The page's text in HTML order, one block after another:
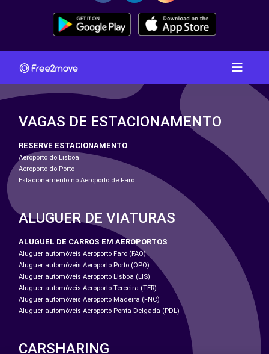
VAGAS DE ESTACIONAMENTO
RESERVE ESTACIONAMENTO
Aeroporto do Lisboa
Aeroporto do Porto
Estacionamento no Aeroporto de Faro
ALUGUER DE VIATURAS
ALUGUEL DE CARROS EM AEROPORTOS
Aluguer automóveis Aeroporto Faro (FAO)
Aluguer automóveis Aeroporto Porto (OPO)
Aluguer automóveis Aeroporto Lisboa (LIS)
Aluguer automóveis Aeroporto Terceira (TER)
Aluguer automóveis Aeroporto Madeira (FNC)
Aluguer automóveis Aeroporto Ponta Delgada (PDL)
CARSHARING